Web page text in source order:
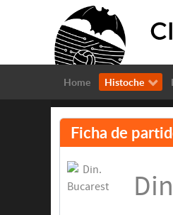
Home Histoche
Ficha de